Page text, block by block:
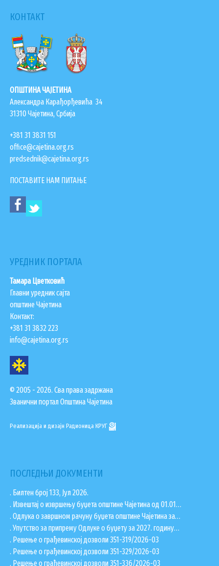
Јавни
КОНТАКТ
ОПШТИНА ЧАЈЕТИНА
Александра Карађорђевића 34
31310 Чајетина, Србија
+381 31 3831 151
office@cajetina.org.rs
predsednik@cajetina.org.rs
ПОСТАВИТЕ НАМ ПИТАЊЕ
УРЕДНИК ПОРТАЛА
Тамара Цветковић
Главни уредник сајта
општине Чајетина
Контакт:
+381 31 3832 223
info@cajetina.org.rs
© 2005 - 2026. Сва права задржана
Званични портал Општина Чајетина
Реализација и дизајн Радионица КРУГ
ПОСЛЕДЊИ ДОКУМЕНТИ
. Билтен број 133, Јул 2026.
. Извештај о извршењу буџета општине Чајетина од 01.01…
. Одлука о завршном рачуну буџета општине Чајетина за…
. Упутство за припрему Одлуке о буџету за 2027. годину…
. Решење о грађевинској дозволи 351-319/2026-03
. Решење о грађевинској дозволи 351-329/2026-03
. Решење о грађевинској дозволи 351-336/2026-03